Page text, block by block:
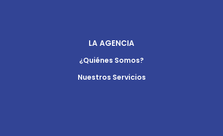
LA AGENCIA
¿Quiénes Somos?
Nuestros Servicios